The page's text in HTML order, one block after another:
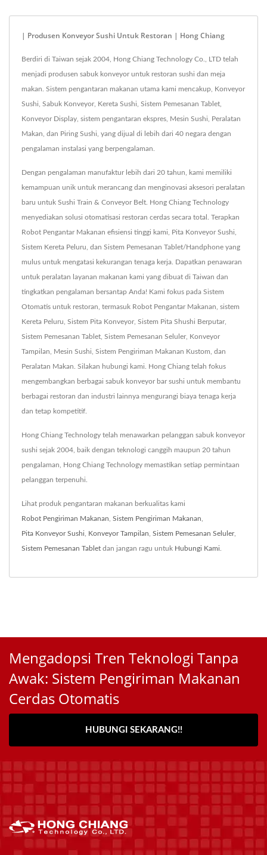
| Produsen Konveyor Sushi Untuk Restoran | Hong Chiang
Berdiri di Taiwan sejak 2004, Hong Chiang Technology Co., LTD telah
menjadi produsen sabuk konveyor untuk restoran sushi dan meja
makan. Sistem pengantaran makanan utama kami mencakup, Konveyor
Sushi, Sabuk Konveyor, Kereta Sushi, Sistem Pemesanan Tablet,
Konveyor Display, sistem pengantaran ekspres, Mesin Sushi, Peralatan
Makan, dan Piring Sushi, yang dijual di lebih dari 40 negara dengan
pengalaman instalasi yang berpengalaman.
Dengan pengalaman manufaktur lebih dari 20 tahun, kami memiliki
kemampuan unik untuk merancang dan menginovasi aksesori peralatan
baru untuk Sushi Train & Conveyor Belt. Hong Chiang Technology
menyediakan solusi otomatisasi restoran cerdas secara total. Terapkan
Robot Pengantar Makanan efisiensi tinggi kami, Pita Konveyor Sushi,
Sistem Kereta Peluru, dan Sistem Pemesanan Tablet/Handphone yang
mulus untuk mengatasi kekurangan tenaga kerja. Dapatkan penawaran
untuk peralatan layanan makanan kami yang dibuat di Taiwan dan
tingkatkan pengalaman bersantap Anda! Kami fokus pada Sistem
Otomatis untuk restoran, termasuk Robot Pengantar Makanan, sistem
Kereta Peluru, Sistem Pita Konveyor, Sistem Pita Shushi Berputar,
Sistem Pemesanan Tablet, Sistem Pemesanan Seluler, Konveyor
Tampilan, Mesin Sushi, Sistem Pengiriman Makanan Kustom, dan
Peralatan Makan. Silakan hubungi kami. Hong Chiang telah fokus
mengembangkan berbagai sabuk konveyor bar sushi untuk membantu
berbagai restoran dan industri lainnya mengurangi biaya tenaga kerja
dan tetap kompetitif.
Hong Chiang Technology telah menawarkan pelanggan sabuk konveyor
sushi sejak 2004, baik dengan teknologi canggih maupun 20 tahun
pengalaman, Hong Chiang Technology memastikan setiap permintaan
pelanggan terpenuhi.
Lihat produk pengantaran makanan berkualitas kami
Robot Pengiriman Makanan Sistem Pengiriman Makanan
Pita Konveyor Sushi Konveyor Tampilan Sistem Pemesanan Seluler,
Sistem Pemesanan Tablet dan jangan ragu untuk Hubungi Kami
Mengadopsi Tren Teknologi Tanpa
Awak: Sistem Pengiriman Makanan
Cerdas Otomatis
HUBUNGI SEKARANG!!